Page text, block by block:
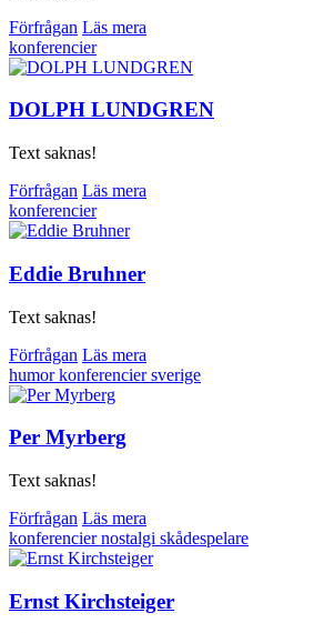
Förfrågan Läs mera
konferencier
DOLPH LUNDGREN
Text saknas!
Förfrågan Läs mera
konferencier
Eddie Bruhner
Text saknas!
Förfrågan Läs mera
humorkonferenciersverige
Per Myrberg
Text saknas!
Förfrågan Läs mera
konferenciernostalgi skådespelare
Ernst Kirchsteiger